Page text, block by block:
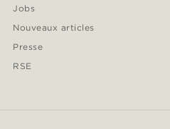
Jobs
Nouveaux articles
Presse
RSE